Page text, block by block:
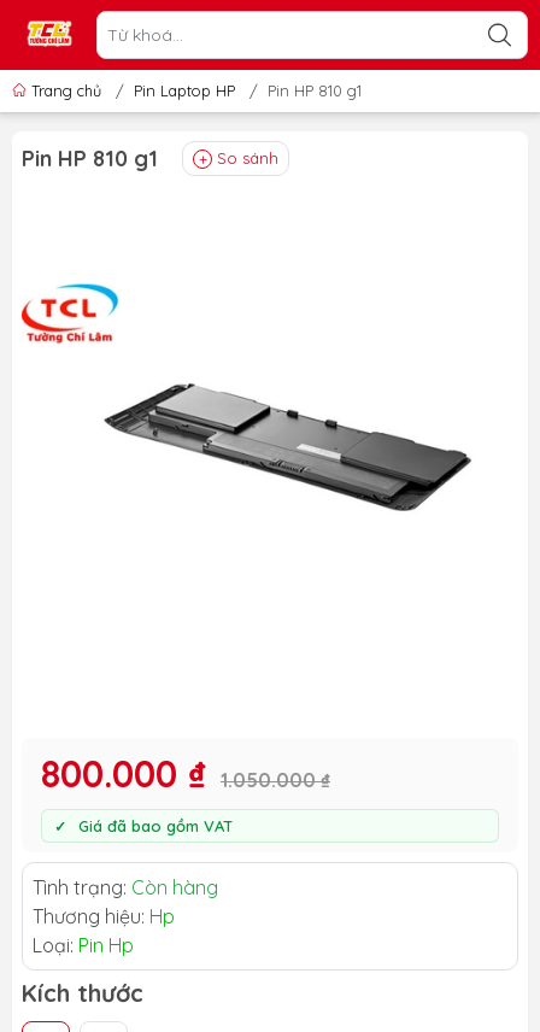
Trang chủ / Pin Laptop HP / Pin HP 810 g1
Pin HP 810 g1 So sánh
800.000 ₫ 1.050.000 ₫
Giá đã bao gồm VAT
Tình trạng: Còn hàng
Thương hiệu: Hp
Loại: Pin Hp
Kích thước